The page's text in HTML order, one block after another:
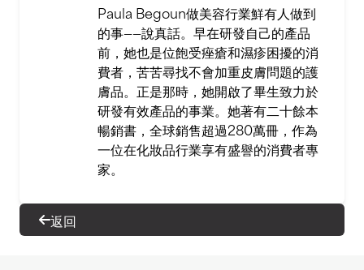
Paula Begoun做美容行業鮮有人做到
的事——說真話。早在研發自己的產品
前，她也是位飽受痤瘡和濕疹困擾的消
費者，苦苦尋找不會加重皮膚問題的護
膚品。正是那時，她開啟了畢生致力於
研發有效產品的事業。她著有二十餘本
暢銷書，全球銷售超過280萬冊，作為
一位在化妝品行業享有盛譽的消費者專
家。
返回